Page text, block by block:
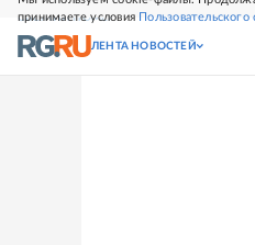
принимаете условия Пользовательского
СВЕЖИЙ НОМЕР
ЛЕНТА НОВОСТЕЙ